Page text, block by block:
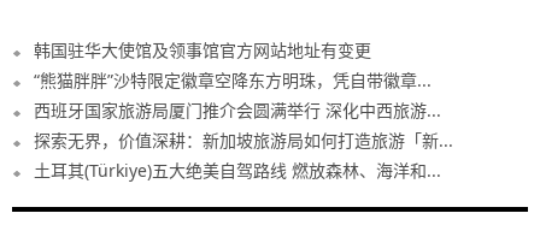
韩国驻华大使馆及领事馆官方网站地址有变更
“熊猫胖胖”沙特限定徽章空降东方明珠，凭自带徽章...
西班牙国家旅游局厦门推介会圆满举行 深化中西旅游...
探索无界，价值深耕：新加坡旅游局如何打造旅游「新...
土耳其(Türkiye)五大绝美自驾路线 燃放森林、海洋和...